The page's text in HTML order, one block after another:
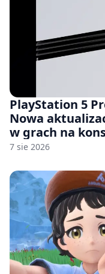
PlayStation 5
Nowa
w grach na
7 sie 2026